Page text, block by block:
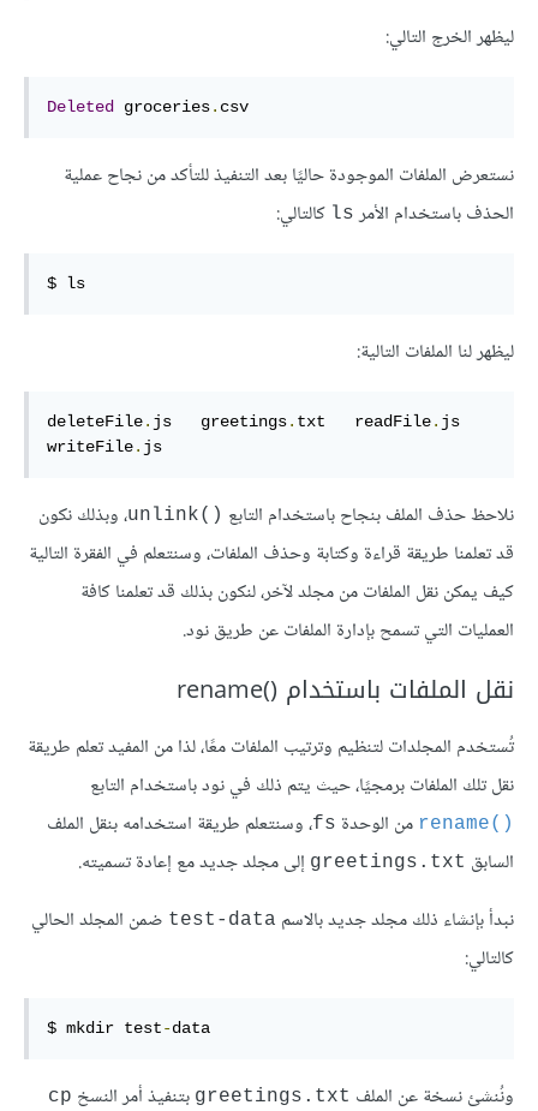
ليظهر الخرج التالي:
Deleted groceries. csv
نستعرض الملفات الموجودة حاليًا بعد التنفيذ للتأكد من نجاح عملية
الحذف باستخدام الأمر ‎ls‎ كالتالي:
$ ls
ليظهر لنا الملفات التالية:
deleteFile. js   greetings. txt   readFile. js
writeFile. js
نلاحظ حذف الملف بنجاح باستخدام التابع ‎unlink()‎، وبذلك نكون
قد تعلمنا طريقة قراءة وكتابة وحذف الملفات، وسنتعلم في الفقرة التالية
كيف يمكن نقل الملفات من مجلد لآخر، لنكون بذلك قد تعلمنا كافة
العمليات التي تسمح بإدارة الملفات عن طريق نود.
نقل الملفات باستخدام ‎rename()‎
تُستخدم المجلدات لتنظيم وترتيب الملفات معًا، لذا من المفيد تعلم طريقة
نقل تلك الملفات برمجيًا، حيث يتم ذلك في نود باستخدام التابع
‎rename()‎ من الوحدة ‎fs‎، وسنتعلم طريقة استخدامه بنقل الملف
السابق ‎greetings.txt‎ إلى مجلد جديد مع إعادة تسميته.
نبدأ بإنشاء ذلك مجلد جديد بالاسم ‎test-data‎ ضمن المجلد الحالي
كالتالي:
$ mkdir test-data
ونُنشئ نسخة عن الملف ‎greetings.txt‎ بتنفيذ أمر النسخ ‎cp‎